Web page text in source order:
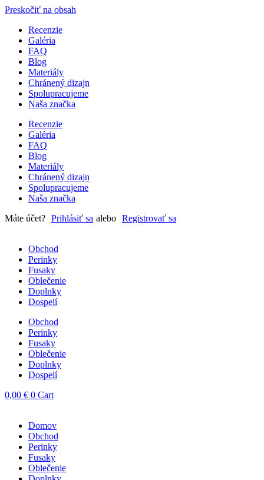
Preskočiť na obsah
Recenzie
Galéria
FAQ
Blog
Materiály
Chránený dizajn
Spolupracujeme
Naša značka
Recenzie
Galéria
FAQ
Blog
Materiály
Chránený dizajn
Spolupracujeme
Naša značka
Máte účet? Prihlásiť sa alebo Registrovať sa
Obchod
Perinky
Fusaky
Oblečenie
Doplnky
Dospelí
Obchod
Perinky
Fusaky
Oblečenie
Doplnky
Dospelí
0,00 € 0 Cart
Domov
Obchod
Perinky
Fusaky
Oblečenie